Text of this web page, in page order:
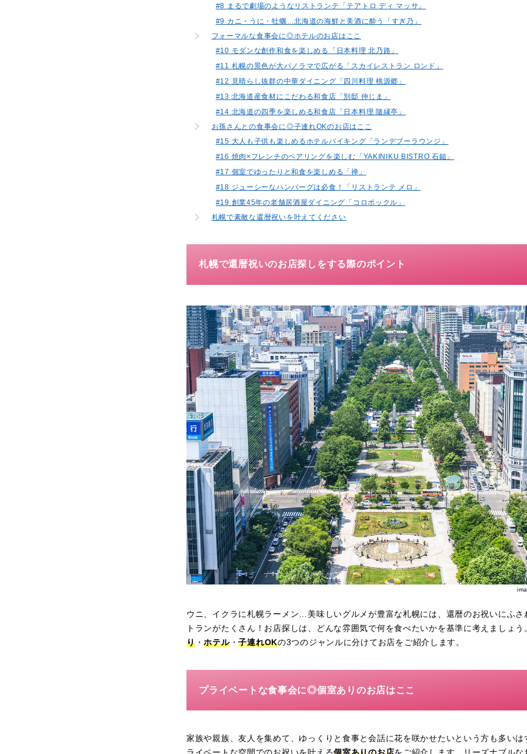
#8 まるで劇場のようなリストランテ「テアトロ ディ マッサ」
#9 カニ・うに・牡蠣…北海道の海鮮と美酒に酔う「すぎ乃」
フォーマルな食事会に◎ホテルのお店はここ
#10 モダンな創作和食を楽しめる「日本料理 北乃路」
#11 札幌の景色が大パノラマで広がる「スカイレストラン ロンド」
#12 見晴らし抜群の中華ダイニング「四川料理 桃源郷」
#13 北海道産食材にこだわる和食店「別邸 仲じま」
#14 北海道の四季を楽しめる和食店「日本料理 隨縁亭」
お孫さんとの食事会に◎子連れOKのお店はここ
#15 大人も子供も楽しめるホテルバイキング「ランデブーラウンジ」
#16 焼肉×フレンチのペアリングを楽しむ「YAKINIKU BISTRO 石鎚」
#17 個室でゆったりと和食を楽しめる「禅」
#18 ジューシーなハンバーグは必食！「リストランテ メロ」
#19 創業45年の老舗居酒屋ダイニング「コロポックル」
札幌で素敵な還暦祝いを叶えてください
札幌で還暦祝いのお店探しをする際のポイント
ウニ、イクラに札幌ラーメン…美味しいグルメが豊富な札幌には、還暦のお祝いにふさ
トランがたくさん！お店探しは、どんな雰囲気で何を食べたいかを基準に考えましょう
り・ホテル・子連れOKの3つのジャンルに分けてお店をご紹介します。
プライベートな食事会に◎個室ありのお店はここ
家族や親族、友人を集めて、ゆっくりと食事と会話に花を咲かせたいという方も多い